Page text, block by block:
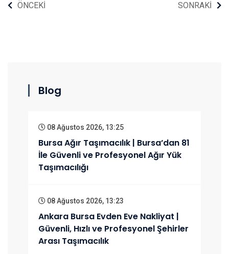
ÖNCEKİ SONRAKİ
Blog
08 Ağustos 2026, 13:25
Bursa Ağır Taşımacılık | Bursa’dan 81
İle Güvenli ve Profesyonel Ağır Yük
Taşımacılığı
08 Ağustos 2026, 13:23
Ankara Bursa Evden Eve Nakliyat |
Güvenli, Hızlı ve Profesyonel Şehirler
Arası Taşımacılık